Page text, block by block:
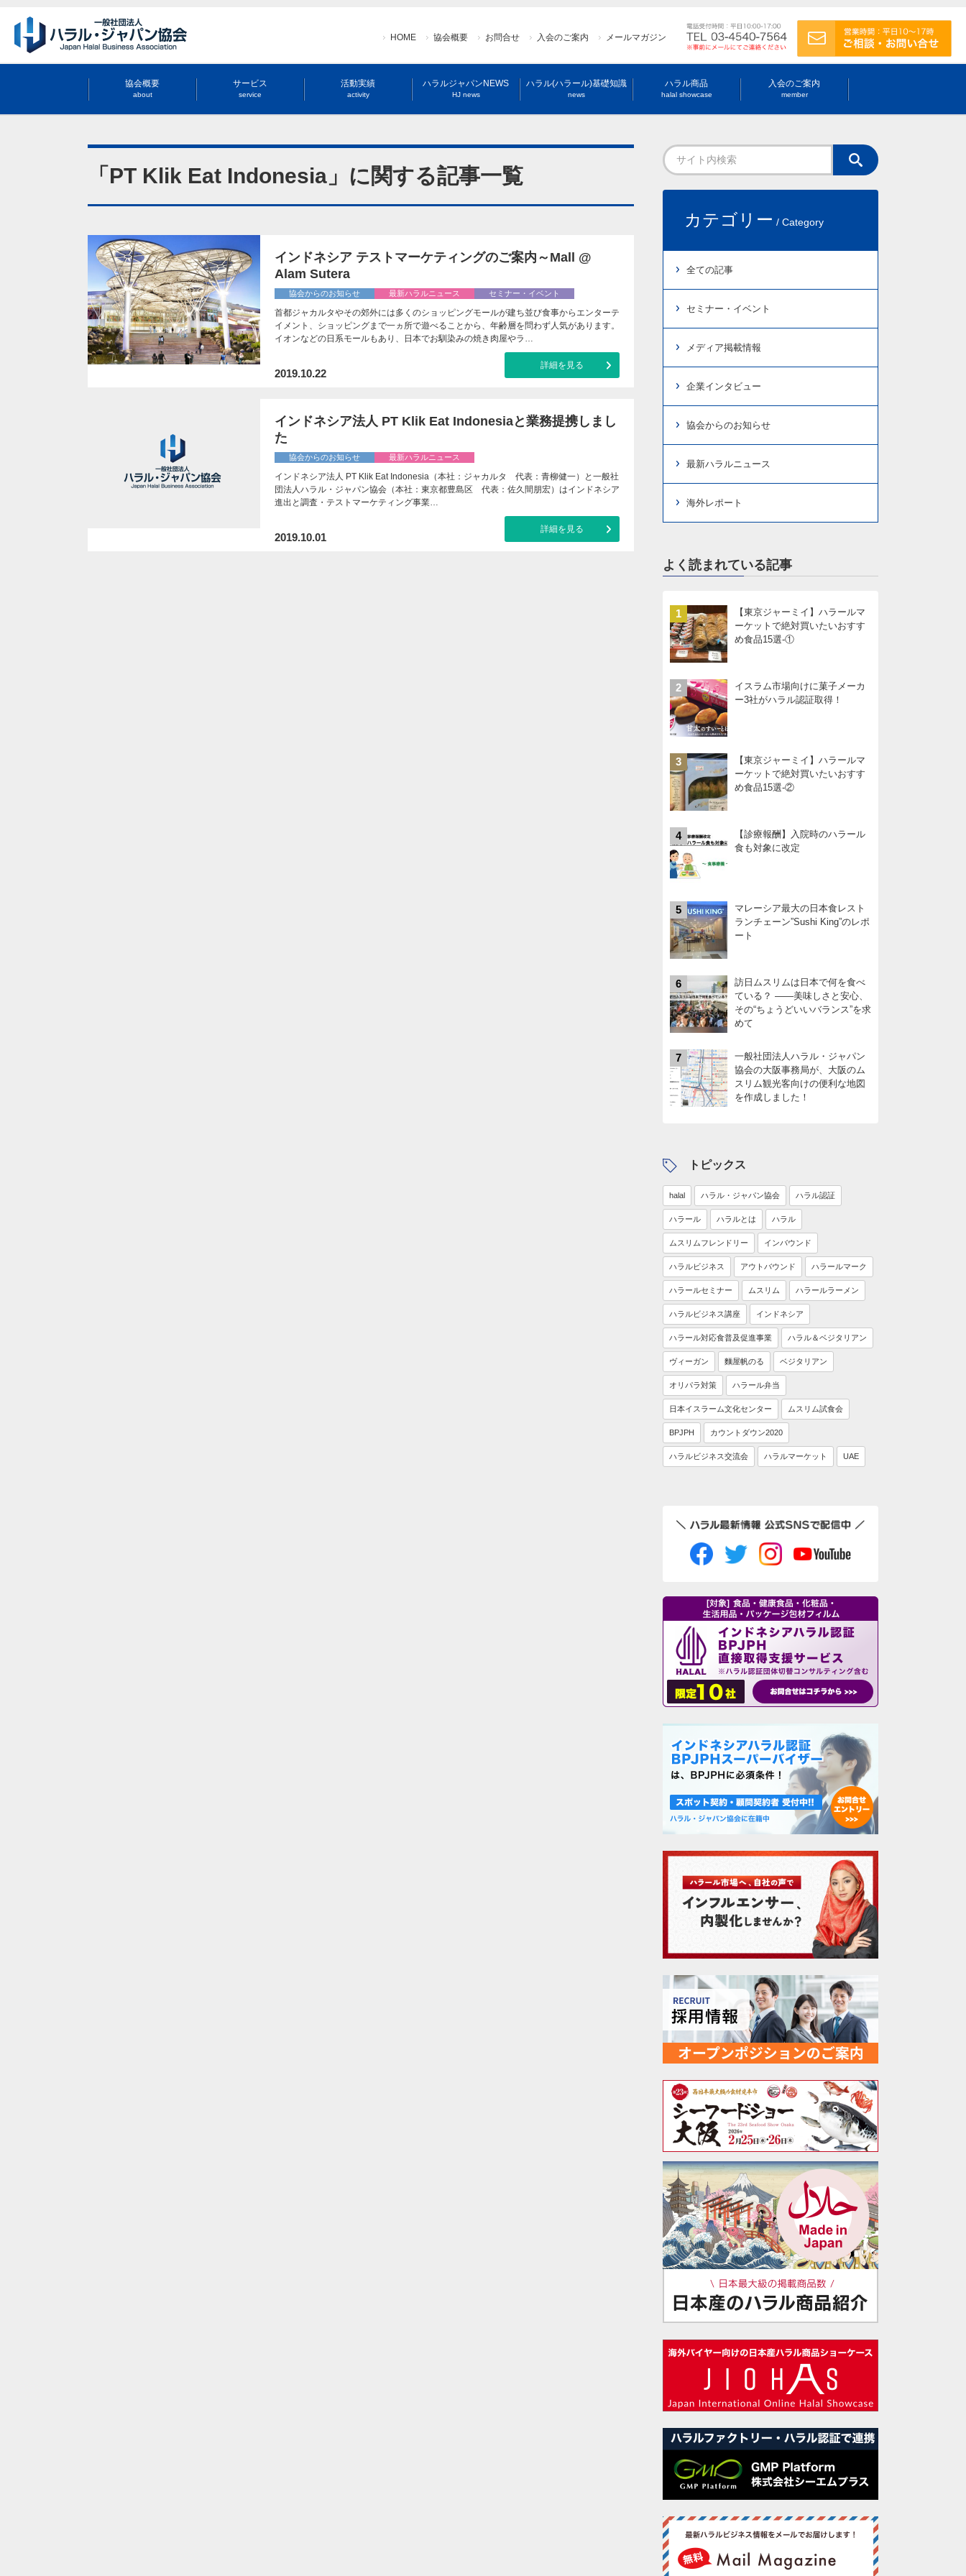
HOME 協会概要 お問合せ 入会のご案内 メールマガジン
協会概要
about
サービス
service
活動実績
activity
ハラルジャパンNEWS
HJ news
ハラル(ハラール)基礎知識
news
ハラル商品
halal showcase
入会のご案内
member
「PT Klik Eat Indonesia」に関する記事一覧
インドネシア テストマーケティングのご案内～Mall @
Alam Sutera
協会からのお知らせ 最新ハラルニュース セミナー・イベント
首都ジャカルタやその郊外には多くのショッピングモールが建ち並び食事からエンターテ
イメント、ショッピングまで一ヵ所で遊べることから、年齢層を問わず人気があります。
イオンなどの日系モールもあり、日本でお馴染みの焼き肉屋やラ…
2019.10.22
詳細を見る
インドネシア法人 PT Klik Eat Indonesiaと業務提携しまし
た
協会からのお知らせ 最新ハラルニュース
インドネシア法人 PT Klik Eat Indonesia（本社：ジャカルタ 代表：青柳健一）と一般社
団法人ハラル・ジャパン協会（本社：東京都豊島区 代表：佐久間朋宏）はインドネシア
進出と調査・テストマーケティング事業…
2019.10.01
詳細を見る
カテゴリー / Category
全ての記事
セミナー・イベント
メディア掲載情報
企業インタビュー
協会からのお知らせ
最新ハラルニュース
海外レポート
よく読まれている記事
1
【東京ジャーミイ】ハラールマ
ーケットで絶対買いたいおすす
め食品15選-①
2
イスラム市場向けに菓子メーカ
ー3社がハラル認証取得！
3
【東京ジャーミイ】ハラールマ
ーケットで絶対買いたいおすす
め食品15選-②
4
【診療報酬】入院時のハラール
食も対象に改定
5
マレーシア最大の日本食レスト
ランチェーン”Sushi King”のレポ
ート
6
訪日ムスリムは日本で何を食べ
ている？ ――美味しさと安心、
その“ちょうどいいバランス”を求
めて
7
一般社団法人ハラル・ジャパン
協会の大阪事務局が、大阪のム
スリム観光客向けの便利な地図
を作成しました！
トピックス
halal ハラル・ジャパン協会 ハラル認証
ハラール ハラルとは ハラル
ムスリムフレンドリー インバウンド
ハラルビジネス アウトバウンド ハラールマーク
ハラールセミナー ムスリム ハラールラーメン
ハラルビジネス講座 インドネシア
ハラール対応食普及促進事業 ハラル＆ベジタリアン
ヴィーガン 麵屋帆のる ベジタリアン
オリパラ対策 ハラール弁当
日本イスラーム文化センター ムスリム試食会
BPJPH カウントダウン2020
ハラルビジネス交流会 ハラルマーケット UAE